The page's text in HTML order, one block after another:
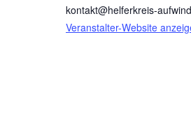
kontakt@helferkreis-
Veranstalter-Website